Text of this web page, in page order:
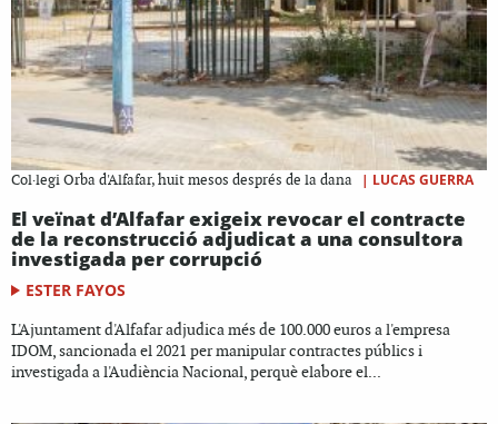
Col·legi Orba d'Alfafar, huit mesos després de la dana | LUCAS GUERRA
El veïnat d’Alfafar exigeix revocar el contracte
de la reconstrucció adjudicat a una consultora
investigada per corrupció
ESTER FAYOS
L'Ajuntament d'Alfafar adjudica més de 100.000 euros a l'empresa
IDOM, sancionada el 2021 per manipular contractes públics i
investigada a l'Audiència Nacional, perquè elabore el...